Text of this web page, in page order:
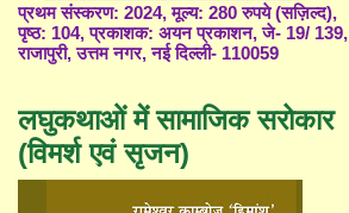
प्रथम संस्करण: 2024, मूल्य: 280 रुपये (सज़िल्द),
पृष्ठ: 104, प्रकाशक: अयन प्रकाशन, जे- 19/ 139,
राजापुरी, उत्तम नगर, नई दिल्ली- 110059
लघुकथाओं में सामाजिक सरोकार
(विमर्श एवं सृजन)